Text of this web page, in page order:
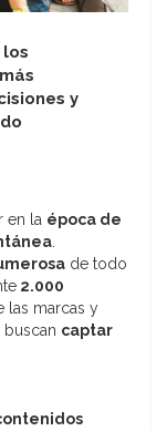
y
en la época de
.
de todo
2.000
las marcas y
captar